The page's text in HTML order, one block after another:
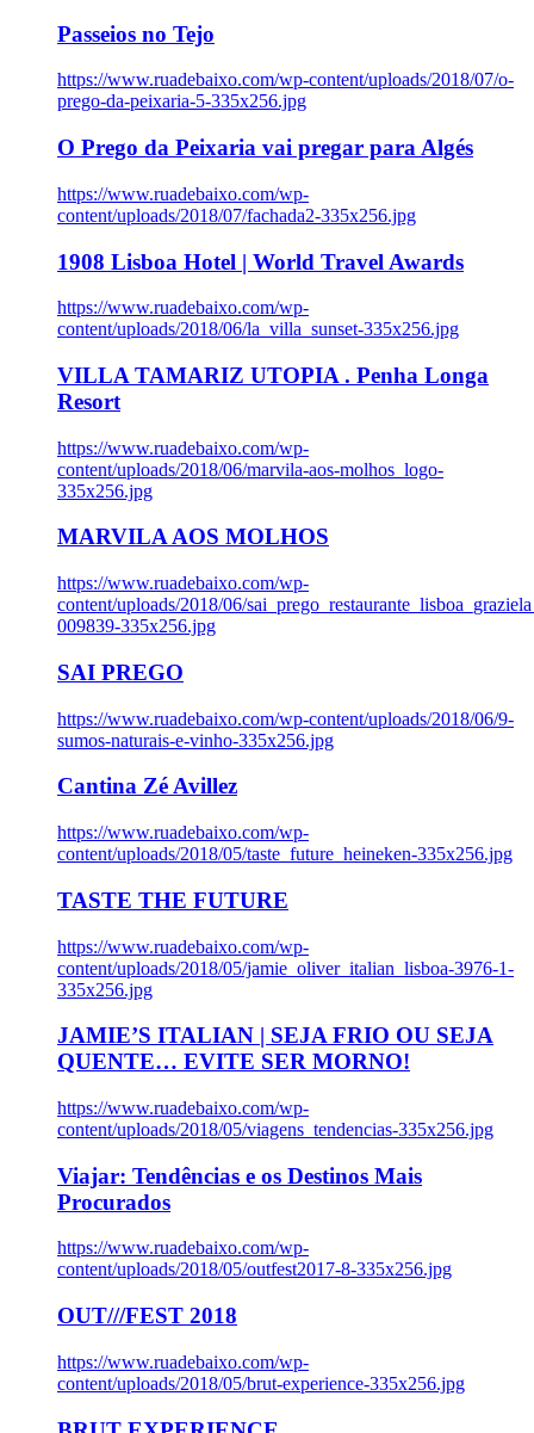
Passeios no Tejo
https://www.ruadebaixo.com/wp-content/uploads/2018/07/o-
prego-da-peixaria-5-335x256.jpg
O Prego da Peixaria vai pregar para Algés
https://www.ruadebaixo.com/wp-
content/uploads/2018/07/fachada2-335x256.jpg
1908 Lisboa Hotel | World Travel Awards
https://www.ruadebaixo.com/wp-
content/uploads/2018/06/la_villa_sunset-335x256.jpg
VILLA TAMARIZ UTOPIA . Penha Longa
Resort
https://www.ruadebaixo.com/wp-
content/uploads/2018/06/marvila-aos-molhos_logo-
335x256.jpg
MARVILA AOS MOLHOS
https://www.ruadebaixo.com/wp-
content/uploads/2018/06/
009839-335x256.jpg
SAI PREGO
https://www.ruadebaixo.com/wp-content/uploads/2018/06/9-
sumos-naturais-e-vinho-335x256.jpg
Cantina Zé Avillez
https://www.ruadebaixo.com/wp-
content/uploads/2018/05/taste_future_heineken-335x256.jpg
TASTE THE FUTURE
https://www.ruadebaixo.com/wp-
content/uploads/2018/05/jamie_oliver_italian_lisboa-3976-1-
335x256.jpg
JAMIE’S ITALIAN | SEJA FRIO OU SEJA
QUENTE… EVITE SER MORNO!
https://www.ruadebaixo.com/wp-
content/uploads/2018/05/viagens_tendencias-335x256.jpg
Viajar: Tendências e os Destinos Mais
Procurados
https://www.ruadebaixo.com/wp-
content/uploads/2018/05/outfest2017-8-335x256.jpg
OUT///FEST 2018
https://www.ruadebaixo.com/wp-
content/uploads/2018/05/brut-experience-335x256.jpg